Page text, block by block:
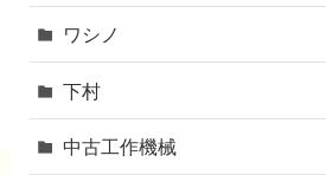
ワシノ
下村
中古工作機械